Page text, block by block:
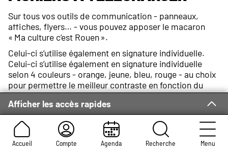
Accueil Compte Agenda Recherche Menu
Afficher les accès rapides
Sur tous vos outils de communication - panneaux,
affiches, flyers… - vous pouvez apposer le macaron
« Ma culture c’est Rouen ».
Celui-ci s’utilise également en signature individuelle.
Celui-ci s’utilise également en signature individuelle
selon 4 couleurs - orange, jeune, bleu, rouge - au choix
pour permettre le meilleur contraste en fonction du
fond utilisé. Le cartouche est disponible avec deux
couleurs d’écriture, blanche ou noire.
Pour toute information concernant son utilisation, vous
pouvez contacter la Direction de la Communication et
de l’Information par mail àclaguerre@rouen.fr